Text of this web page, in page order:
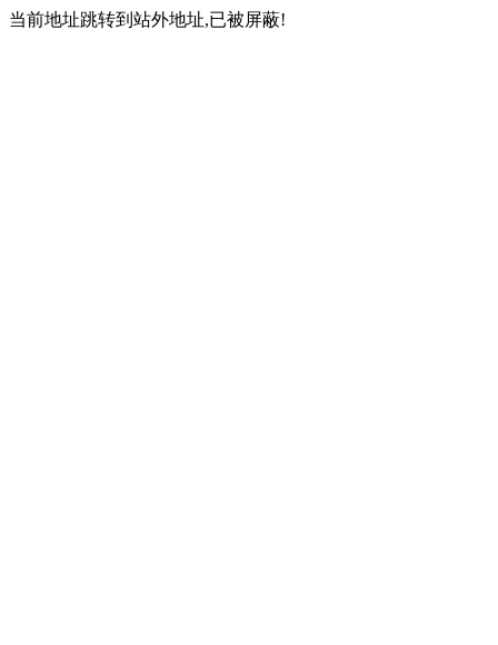
当前地址跳转到站外地址,已被屏蔽!